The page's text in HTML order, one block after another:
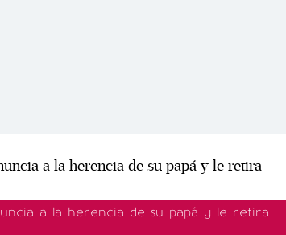
a la herencia de su papá y le retira